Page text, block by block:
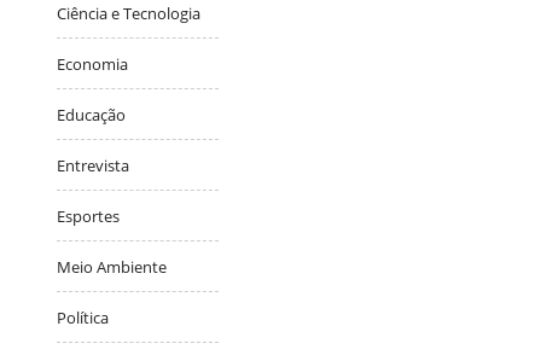
Ciência e Tecnologia
Economia
Educação
Entrevista
Esportes
Meio Ambiente
Política